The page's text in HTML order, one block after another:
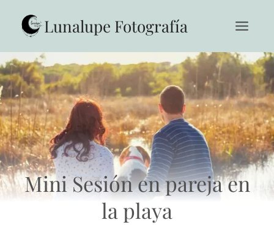
contenido Lunalupe Fotografía
Mini Sesión en pareja en
la playa